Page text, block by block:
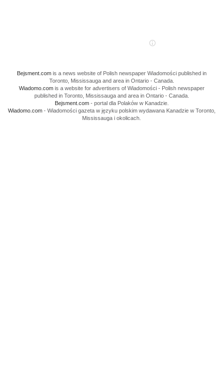
Bejsment.comis a news website of Polish newspaper Wiadomości published in
Toronto, Mississauga and area in Ontario - Canada.
Wiadomo.comis a website for advertisers of Wiadomości - Polish newspaper
published in Toronto, Mississauga and area in Ontario - Canada.
Bejsment.com- portal dla Polaków w Kanadzie.
Wiadomo.com- Wiadomości gazeta w języku polskim wydawana Kanadzie w Toronto,
Mississauga i okolicach.